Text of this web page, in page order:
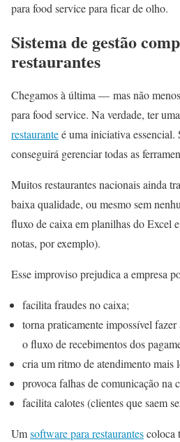
para food service para ficar de olho.
Sistema de gestão
restaurantes
Chegamos à última — mas não
para food service. Na verdade, ter uma
restauranteé uma iniciativa
conseguirá gerenciar todas as
Muitos restaurantes nacionais ainda
baixa qualidade, ou mesmo sem
fluxo de caixa em planilhas do Excel
notas, por exemplo).
Esse improviso prejudica a empresa
facilita fraudes no caixa;
torna praticamente impossível
o fluxo de recebimentos dos
cria um ritmo de atendimento mais
provoca falhas de comunicação na
facilita calotes (clientes que saem
Umsoftware para restaurantescoloca